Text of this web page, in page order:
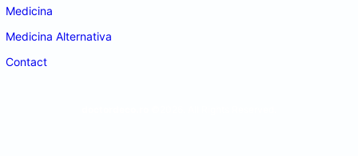
Medicina
Medicina Alternativa
Contact